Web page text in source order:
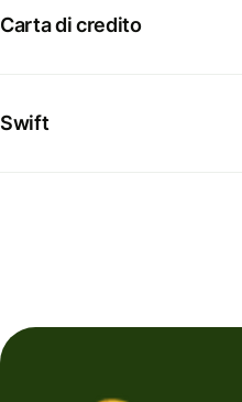
Carta di credito
Swift